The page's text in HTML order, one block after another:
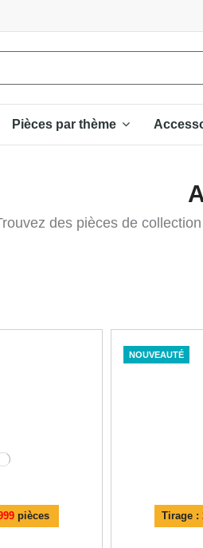
Pièces par thème
des pièces de
pièces Tirage :
NOUVEAUTÉ